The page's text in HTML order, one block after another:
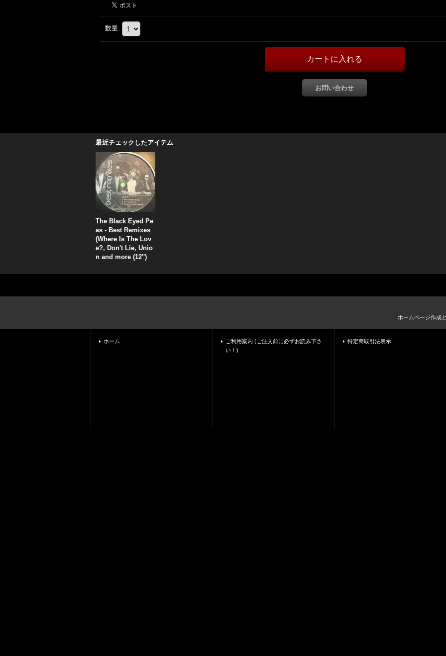
数量:
お問い合わせ
最近チェックしたアイテム
The Black Eyed Pe
as - Best Remixes
(Where Is The Lov
e?, Don't Lie, Unio
n and more (12'')
ホームページ作成
ホーム
ご利用案内 (ご注文前に必ずお読み下さ
い！)
特定商取引法表示